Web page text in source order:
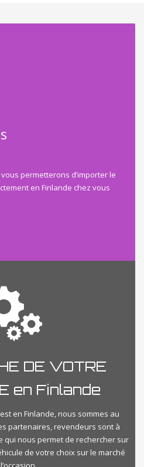
permetterons d’importer le
en Finlande chez vous
DE VOTRE
en Finlande
en Finlande, nous sommes au
partenaires, revendeurs sont à
qui nous permet de rechercher sur
de votre choix sur le marché